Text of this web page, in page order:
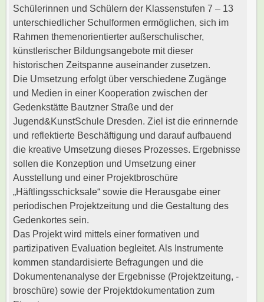
Schülerinnen und Schülern der Klassenstufen 7 – 13
unterschiedlicher Schulformen ermöglichen, sich im
Rahmen themenorientierter außerschulischer,
künstlerischer Bildungsangebote mit dieser
historischen Zeitspanne auseinander zusetzen.
Die Umsetzung erfolgt über verschiedene Zugänge
und Medien in einer Kooperation zwischen der
Gedenkstätte Bautzner Straße und der
Jugend&KunstSchule Dresden. Ziel ist die erinnernde
und reflektierte Beschäftigung und darauf aufbauend
die kreative Umsetzung dieses Prozesses. Ergebnisse
sollen die Konzeption und Umsetzung einer
Ausstellung und einer Projektbroschüre
„Häftlingsschicksale“ sowie die Herausgabe einer
periodischen Projektzeitung und die Gestaltung des
Gedenkortes sein.
Das Projekt wird mittels einer formativen und
partizipativen Evaluation begleitet. Als Instrumente
kommen standardisierte Befragungen und die
Dokumentenanalyse der Ergebnisse (Projektzeitung, -
broschüre) sowie der Projektdokumentation zum